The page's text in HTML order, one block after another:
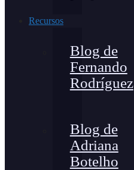
Recursos
Blog de
Fernando
Rodríguez
Blog de
Adriana
Botelho